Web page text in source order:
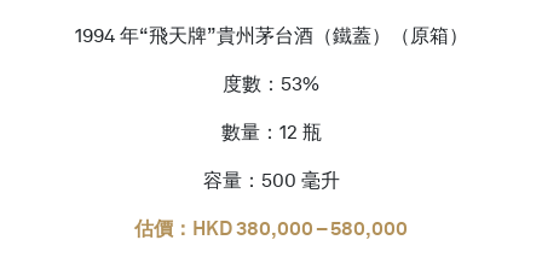
1994 年“飛天牌”貴州茅台酒（鐵蓋）（原箱）
度數：53%
數量：12 瓶
容量：500 毫升
估價：HKD 380,000 – 580,000